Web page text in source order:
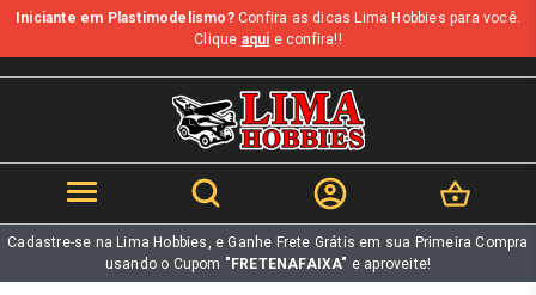
b
Iniciante em Plastimodelismo?Confira as dicas Lima Hobbies para você.
Clique aqui e confira!!
Cadastre-se na Lima Hobbies, e Ganhe Frete Grátis em sua Primeira Compra
usando o Cupom "FRETENAFAIXA" e aproveite!